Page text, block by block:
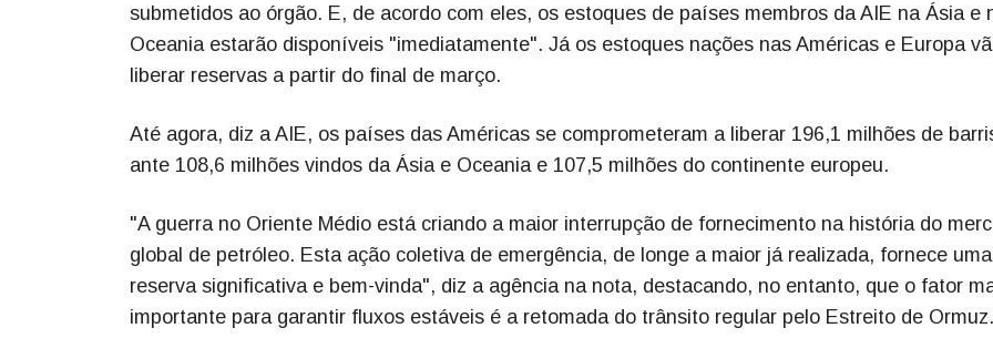
submetidos ao órgão. E, de acordo com eles, os estoques de países membros da AIE na Ásia e
Oceania estarão disponíveis "imediatamente". Já os estoques nações nas Américas e Europa
liberar reservas a partir do final de março.
Até agora, diz a AIE, os países das Américas se comprometeram a liberar 196,1 milhões de
ante 108,6 milhões vindos da Ásia e Oceania e 107,5 milhões do continente europeu.
"A guerra no Oriente Médio está criando a maior interrupção de fornecimento na história do
global de petróleo. Esta ação coletiva de emergência, de longe a maior já realizada, fornece uma
reserva significativa e bem-vinda", diz a agência na nota, destacando, no entanto, que o fator
importante para garantir fluxos estáveis é a retomada do trânsito regular pelo Estreito de Ormuz.